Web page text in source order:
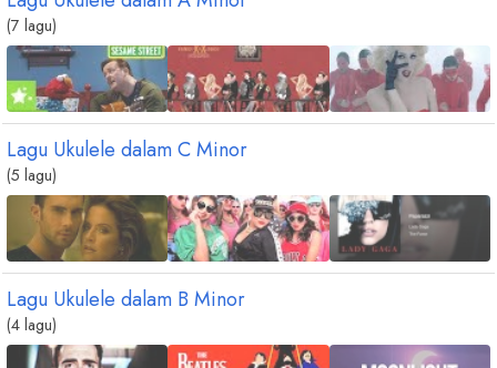
(7 lagu)
Lagu Ukulele dalamCMinor
(5 lagu)
Lagu Ukulele dalam B Minor
(4 lagu)